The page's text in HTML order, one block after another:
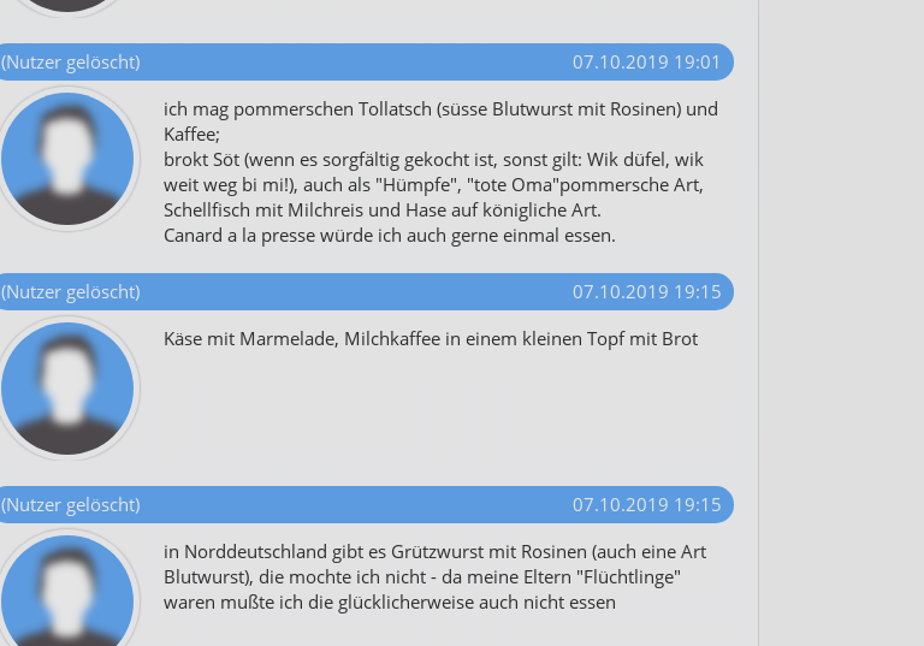
(Nutzer gelöscht)
07.10.2019 19:01
ich mag pommerschen Tollatsch (süsse Blutwurst mit Rosinen) und
Kaffee;
brokt Söt (wenn es sorgfältig gekocht ist, sonst gilt: Wik düfel, wik
weit weg bi mi!), auch als "Hümpfe", "tote Oma"pommersche Art,
Schellfisch mit Milchreis und Hase auf königliche Art.
Canard a la presse würde ich auch gerne einmal essen.
(Nutzer gelöscht)
07.10.2019 19:15
Käse mit Marmelade, Milchkaffee in einem kleinen Topf mit Brot
(Nutzer gelöscht)
07.10.2019 19:15
in Norddeutschland gibt es Grützwurst mit Rosinen (auch eine Art
Blutwurst), die mochte ich nicht - da meine Eltern "Flüchtlinge"
waren mußte ich die glücklicherweise auch nicht essen